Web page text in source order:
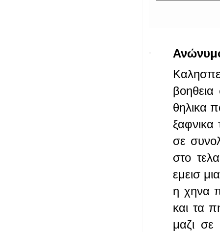
θηλικα
σε
στο
εμεισ
η χηνα
και τα
μαζι